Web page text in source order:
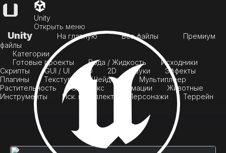
Unity
Открыть меню
Unity На главную Все файлы
Премиум
файлы
Категории
Готовые проекты
Вода / Жидкость
Исходники
Скрипты
GUI / UI 3D 2D Звуки
Эффекты
Плагины
Текстуры Шейдеры
Мультиплеер
Растительность
Скайбокс Анимации
Животные
Инструменты
Иск. интеллект Персонажи Террейн